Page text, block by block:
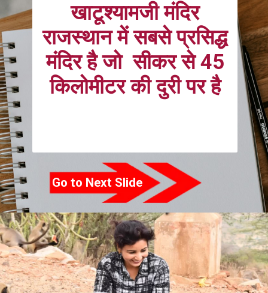
खाटूश्यामजी मंदिर
राजस्थान में सबसे प्रसिद्ध
मंदिर है जो सीकर से 45
किलोमीटर की दुरी पर है
Go to Next Slide